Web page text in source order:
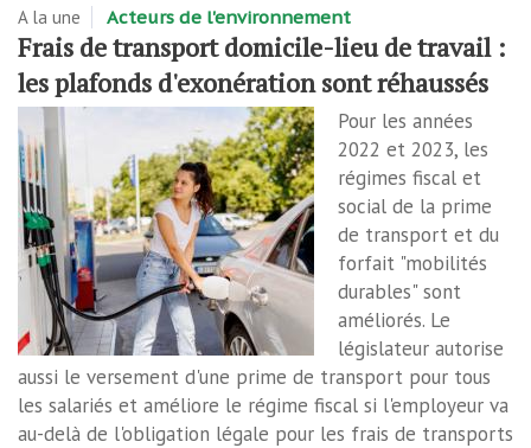
A la une Acteurs de l'environnement
Frais de transport domicile-lieu de travail :
les plafonds d'exonération sont réhaussés
Pour les années
2022 et 2023, les
régimes fiscal et
social de la prime
de transport et du
forfait "mobilités
durables" sont
améliorés. Le
législateur autorise
aussi le versement d'une prime de transport pour tous
les salariés et améliore le régime fiscal si l'employeur va
au-delà de l'obligation légale pour les frais de transports